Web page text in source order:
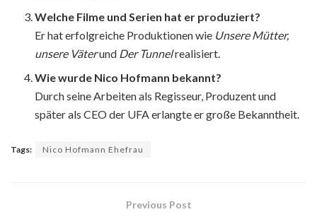
Welche Filme und Serien hat er produziert?
Er hat erfolgreiche Produktionen wie Unsere Mütter,
unsere Väterund Der Tunnelrealisiert.
Wie wurde Nico Hofmann bekannt?
Durch seine Arbeiten als Regisseur, Produzent und
später als CEO der UFA erlangte er große Bekanntheit.
Tags: Nico Hofmann Ehefrau
Previous Post